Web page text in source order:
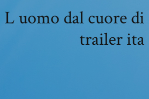
L uomo dal cuore
trailer ita